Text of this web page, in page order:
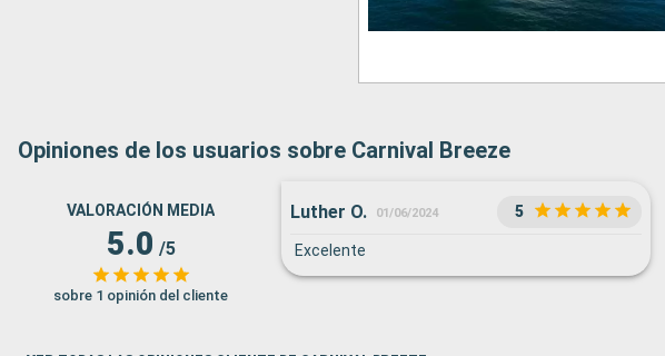
Opiniones de los usuarios sobre Carnival Breeze
VALORACIÓN MEDIA
5.0 /5
sobre 1 opinión del cliente
Luther O. 01/06/2024 5
Excelente